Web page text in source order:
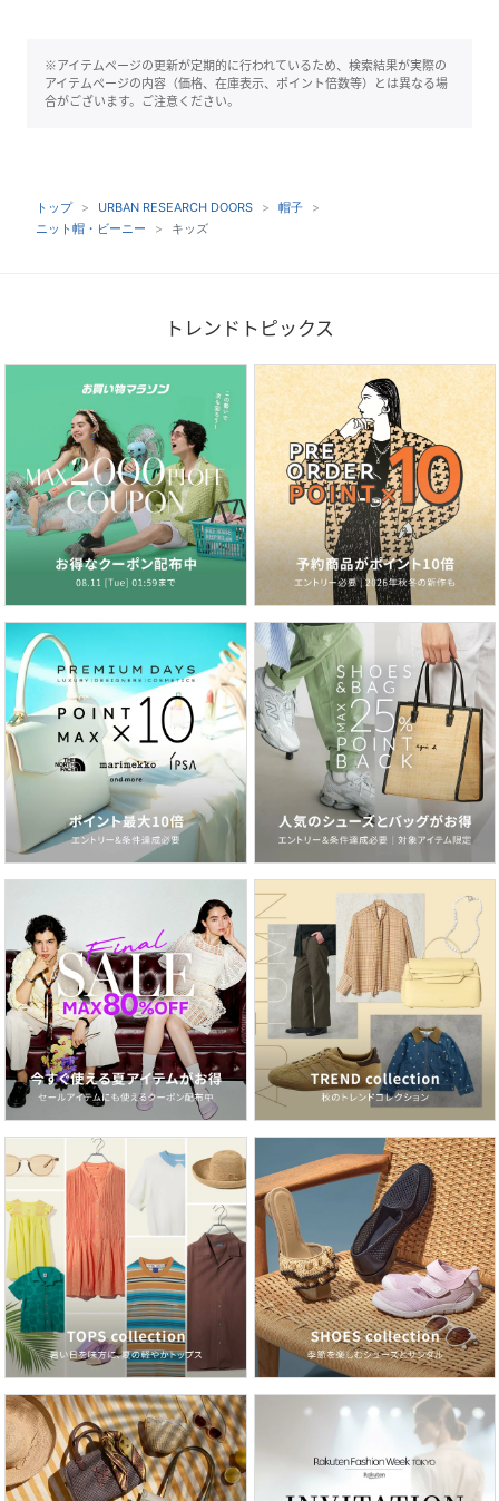
※アイテムページの更新が定期的に行われているため、検索結果が実際の
アイテムページの内容（価格、在庫表示、ポイント倍数等）とは異なる場
合がございます。ご注意ください。
トップ URBAN RESEARCH DOORS
帽子
ニット帽・ビーニー
キッズ
トレンドトピックス